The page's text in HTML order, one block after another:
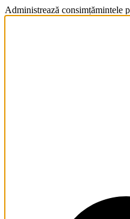
Administrează consimțămintele